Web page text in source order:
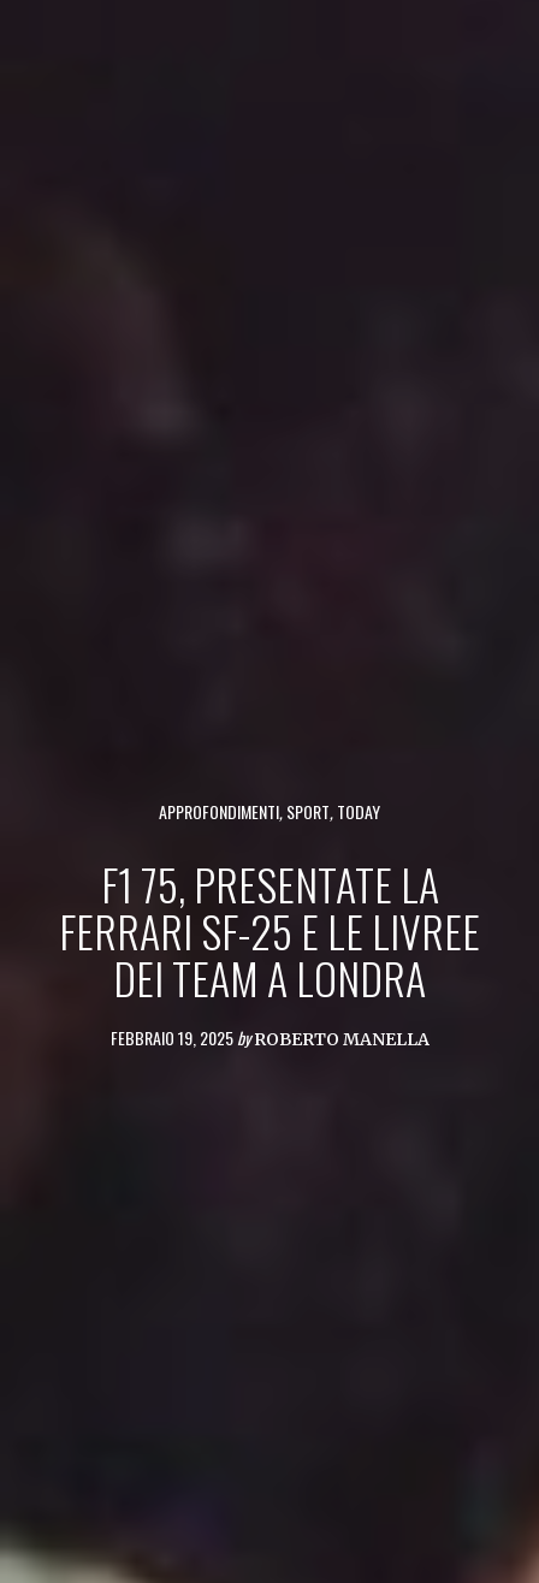
APPROFONDIMENTI,SPORT,TODAY
F1 75, PRESENTATE LA
FERRARI SF-25 E LE LIVREE
DEI TEAM A LONDRA
FEBBRAIO 19, 2025 byROBERTO MANELLA